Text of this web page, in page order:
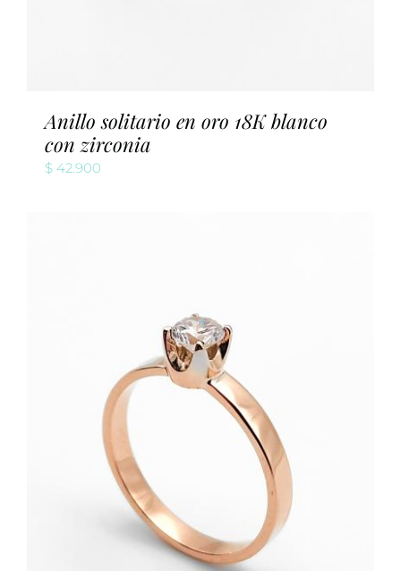
Anillo solitario en oro 18K blanco
con zirconia
$ 42.900